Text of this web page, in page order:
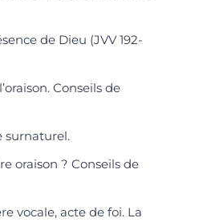
de Dieu (JVV 192-
Conseils de
? Conseils de
acte de foi. La